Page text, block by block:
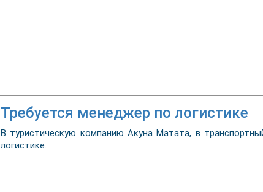
Требуется менеджер по логистике
В туристическую компанию Акуна Матата, в
логистике.